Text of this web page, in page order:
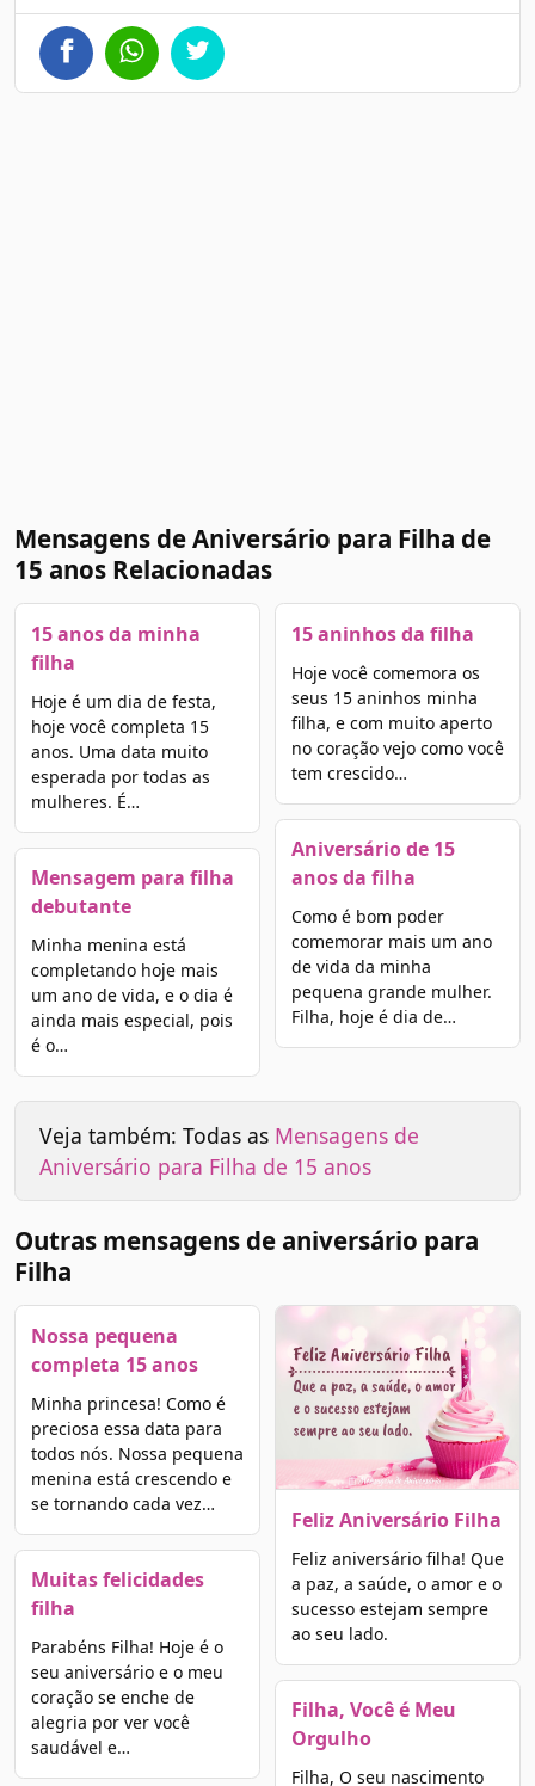
Mensagens de Aniversário para Filha de
15 anos Relacionadas
15 anos da minha
filha
Hoje é um dia de festa,
hoje você completa 15
anos. Uma data muito
esperada por todas as
mulheres. É…
Mensagem para filha
debutante
Minha menina está
completando hoje mais
um ano de vida, e o dia é
ainda mais especial, pois
é o…
15 aninhos da filha
Hoje você comemora os
seus 15 aninhos minha
filha, e com muito aperto
no coração vejo como você
tem crescido…
Aniversário de 15
anos da filha
Como é bom poder
comemorar mais um ano
de vida da minha
pequena grande mulher.
Filha, hoje é dia de…
Veja também: Todas as Mensagens de
Aniversário para Filha de 15 anos
Outras mensagens de aniversário para
Filha
Nossa pequena
completa 15 anos
Minha princesa! Como é
preciosa essa data para
todos nós. Nossa pequena
menina está crescendo e
se tornando cada vez…
Muitas felicidades
filha
Parabéns Filha! Hoje é o
seu aniversário e o meu
coração se enche de
alegria por ver você
saudável e…
Feliz Aniversário Filha
Feliz aniversário filha! Que
a paz, a saúde, o amor e o
sucesso estejam sempre
ao seu lado.
Filha, Você é Meu
Orgulho
Filha, O seu nascimento